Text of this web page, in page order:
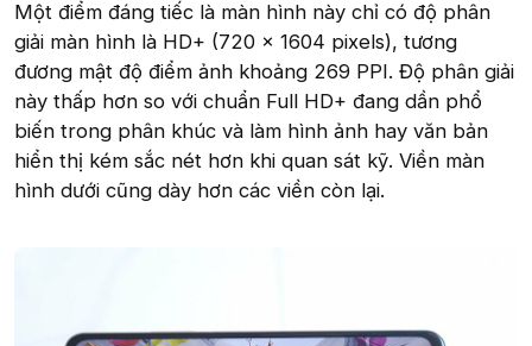
Một điểm đáng tiếc là màn hình này chỉ có độ phân
giải màn hình là HD+ (720 x 1604 pixels), tương
đương mật độ điểm ảnh khoảng 269 PPI. Độ phân giải
này thấp hơn so với chuẩn Full HD+ đang dần phổ
biến trong phân khúc và làm hình ảnh hay văn bản
hiển thị kém sắc nét hơn khi quan sát kỹ. Viền màn
hình dưới cũng dày hơn các viền còn lại.